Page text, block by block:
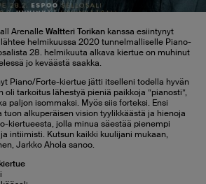
ArenalleWaltteri Torikan kanssa esiintynyt
lähtee helmikuussa 2020 tunnelmalliselle Piano-
28. helmikuuta alkava kiertue on muhinut
jo keväästä saakka.
Piano/Forte-kiertue jätti itselleni todella hyvän
oli tarkoitus lähestyä pieniä paikkoja ”pianosti”,
paljon isommaksi. Myös siis forteksi. Ensi
alkuperäisen vision tyylikkäästä ja hienoja
kiertueesta, jolla minua säestää pienempi
intiimisti. Kutsun kaikki kuulijani mukaan,
Jarkko Ahola sanoo.